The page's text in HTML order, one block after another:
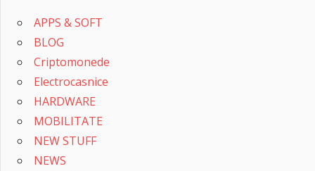
APPS & SOFT
BLOG
Criptomonede
Electrocasnice
HARDWARE
MOBILITATE
NEW STUFF
NEWS